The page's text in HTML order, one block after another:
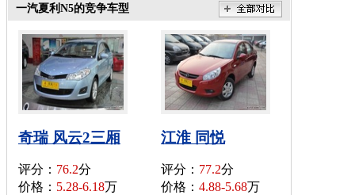
一汽夏利N5的竞争车型
奇瑞 风云2三厢
评分： 76.2分
价格： 5.28-6.18万
江淮 同悦
评分： 77.2分
价格： 4.88-5.68万